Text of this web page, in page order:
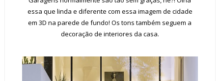
essa que linda e diferente com essa imagem de cidade
em 3D na parede de fundo! Os tons também seguem a
decoração de interiores da casa.